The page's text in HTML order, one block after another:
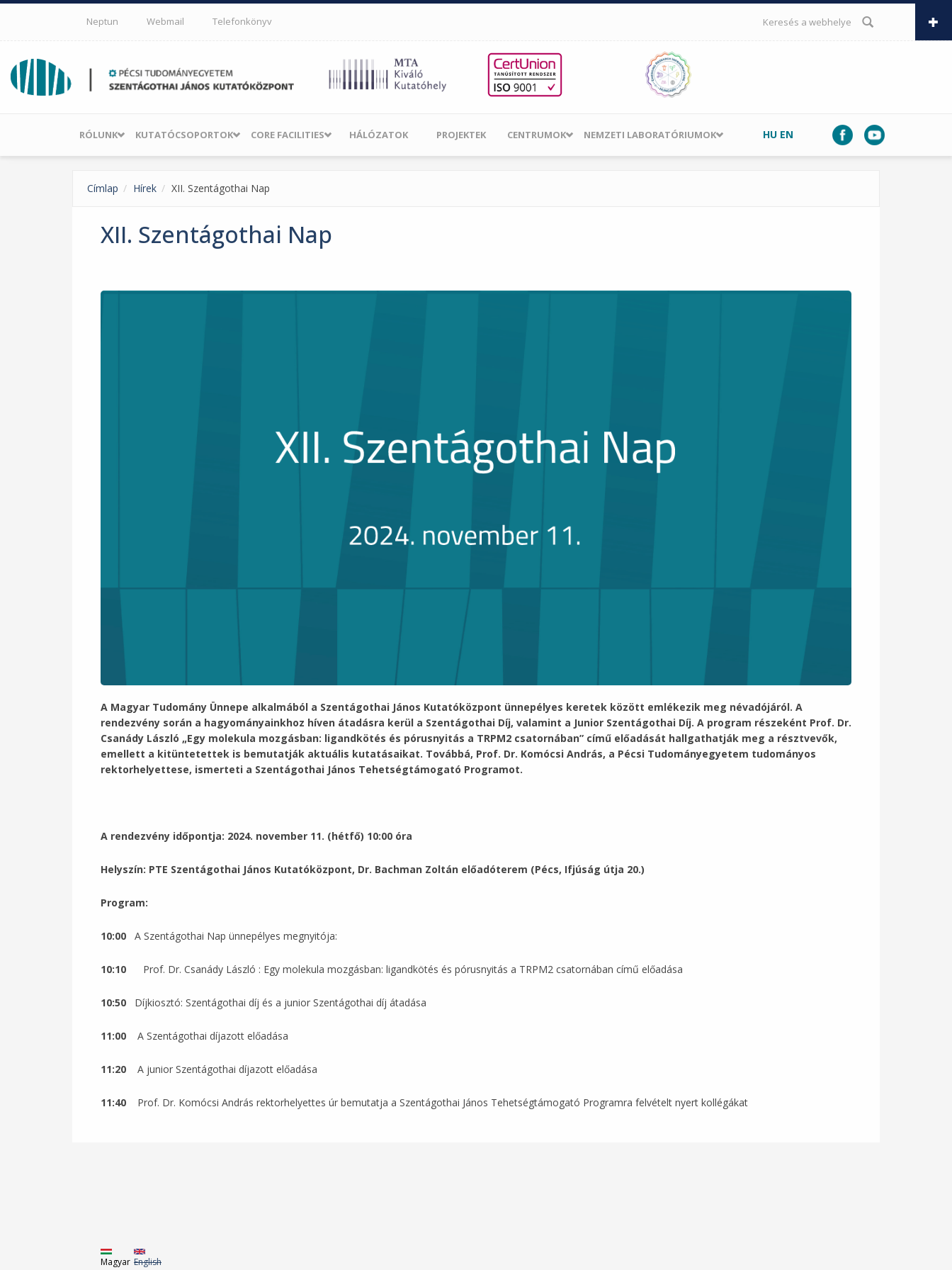
Ugrás a tartalomra
Neptun Webmail Telefonkönyv KERESÉS ŰRLAP
RÓLUNK KUTATÓCSOPORTOK CORE FACILITIES HÁLÓZATOK PROJEKTEK CENTRUMOK NEMZETI LABORATÓRIUMOK HU EN
Címlap Hírek XII. Szentágothai Nap
XII. Szentágothai Nap
A Magyar Tudomány Ünnepe alkalmából a Szentágothai János Kutatóközpont ünnepélyes keretek között emlékezik meg névadójáról. A
rendezvény során a hagyományainkhoz híven átadásra kerül a Szentágothai Díj, valamint a Junior Szentágothai Díj. A program részeként Prof. Dr.
Csanády László „Egy molekula mozgásban: ligandkötés és pórusnyitás a TRPM2 csatornában” című előadását hallgathatják meg a résztvevők,
emellett a kitüntetettek is bemutatják aktuális kutatásaikat. Továbbá, Prof. Dr. Komócsi András, a Pécsi Tudományegyetem tudományos
rektorhelyettese, ismerteti a Szentágothai János Tehetségtámogató Programot.
A rendezvény időpontja: 2024. november 11. (hétfő) 10:00 óra
Helyszín: PTE Szentágothai János Kutatóközpont, Dr. Bachman Zoltán előadóterem (Pécs, Ifjúság útja 20.)
Program:
10:00 A Szentágothai Nap ünnepélyes megnyitója:
10:10 Prof. Dr. Csanády László : Egy molekula mozgásban: ligandkötés és pórusnyitás a TRPM2 csatornában című előadása
10:50 Díjkiosztó: Szentágothai díj és a junior Szentágothai díj átadása
11:00 A Szentágothai díjazott előadása
11:20 A junior Szentágothai díjazott előadása
11:40 Prof. Dr. Komócsi András rektorhelyettes úr bemutatja a Szentágothai János Tehetségtámogató Programra felvételt nyert kollégákat
Magyar English